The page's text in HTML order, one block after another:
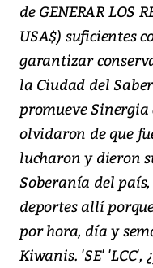
de GENERAR LOS
USA$) suficientes
garantizar
la Ciudad del
promueve Sinergia
olvidaron de que
lucharon y dieron
Soberanía del
deportes allí
por hora, día y
Kiwanis. 'SE' 'LCC',